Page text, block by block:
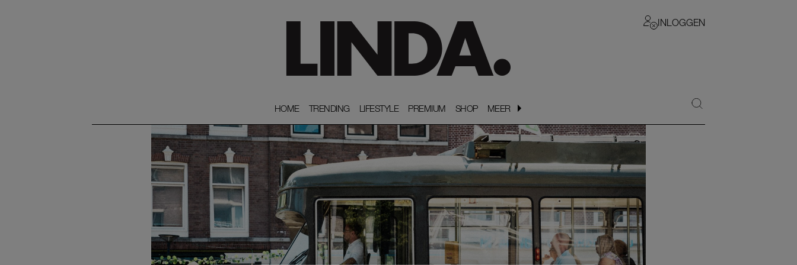
INLOGGEN
HOME
HOME TRENDING
TRENDING LIFESTYLE
LIFESTYLE PREMIUM
PREMIUM SHOP
SHOP MEER
MEER